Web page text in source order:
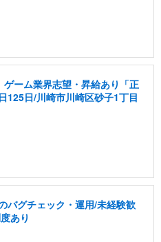
ーム業界志望・昇給あり「正
125日/川崎市川崎区砂子1丁目
バグチェック・運用/未経験歓
あり